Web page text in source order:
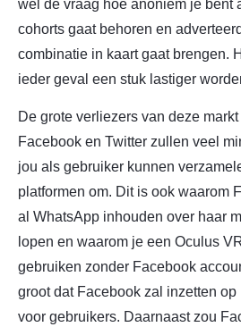
wel de vraag hoe anoniem je bent
cohorts gaat behoren en
combinatie in kaart gaat brengen.
ieder geval een stuk lastiger
De grote verliezers van deze
Facebook en Twitter zullen veel
jou als gebruiker kunnen
platformen om. Dit is ook waarom
al WhatsApp inhouden over haar
lopen en waarom je een Oculus
gebruiken zonder Facebook
groot dat Facebook zal inzetten
voor gebruikers. Daarnaast zou